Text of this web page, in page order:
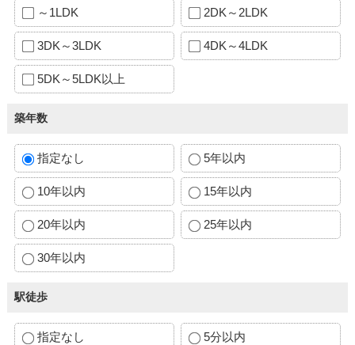
～1LDK 2DK～2LDK
3DK～3LDK 4DK～4LDK
5DK～5LDK以上
築年数
指定なし 5年以内
10年以内 15年以内
20年以内 25年以内
30年以内
駅徒歩
指定なし 5分以内